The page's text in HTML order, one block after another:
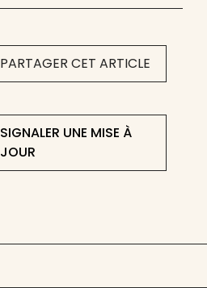
PARTAGER CET ARTICLE
SIGNALER UNE MISE À
JOUR